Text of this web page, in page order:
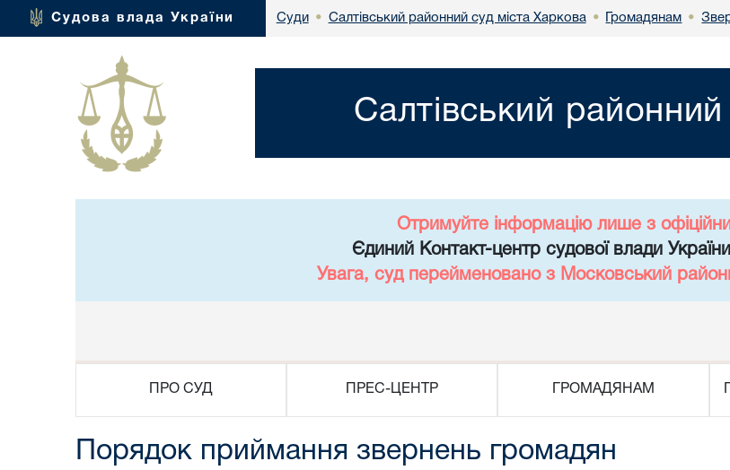
Судова влада України Суди • Салтівський районний суд міста Харкова • Громадянам •
Салтівський
Отримуйте інформацію лише з
Єдиний Контакт-центр судової влади
Увага, суд перейменовано з Московський
ПРО СУД ПРЕС-ЦЕНТР ГРОМАДЯНАМ
Порядок приймання звернень громадян